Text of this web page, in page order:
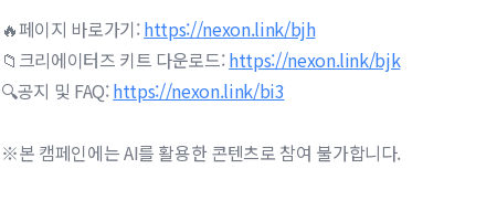
🔥페이지 바로가기:https://nexon.link/bjh
📁크리에이터즈 키트 다운로드:https://nexon.link/bjk
🔍공지 및 FAQ:https://nexon.link/bi3
※본 캠페인에는 AI를 활용한 콘텐츠로 참여 불가합니다.